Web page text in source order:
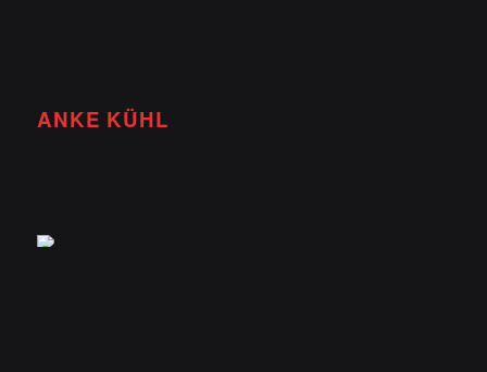
ANKE KÜHL